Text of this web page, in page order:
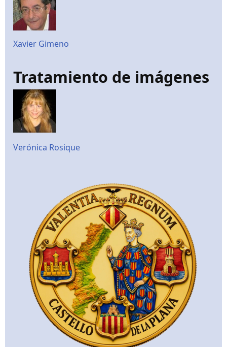
Xavier Gimeno
Tratamiento de imágenes
Verónica Rosique